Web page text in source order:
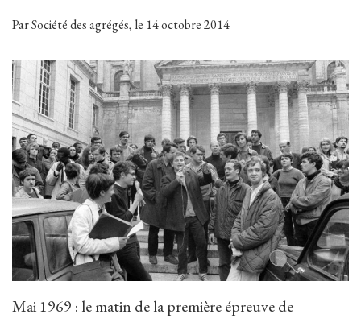
Par Société des agrégés, le 14 octobre 2014
Mai 1969 : le matin de la première épreuve de